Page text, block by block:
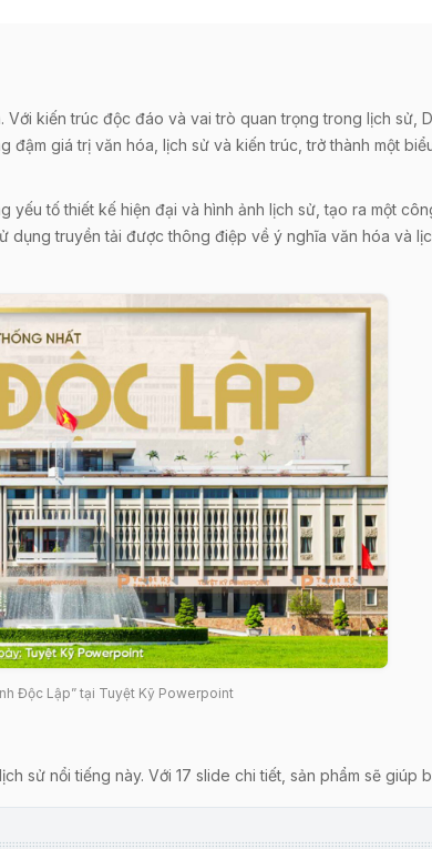
Với kiến trúc độc đáo và vai trò quan trọng trong lịch sử,
giá trị văn hóa, lịch sử và kiến trúc, trở thành một
tố thiết kế hiện đại và hình ảnh lịch sử, tạo ra một
truyền tải được thông điệp về ý nghĩa văn hóa và
Độc Lập” tại Tuyệt Kỹ Powerpoint
sử nổi tiếng này. Với 17 slide chi tiết, sản phẩm sẽ giúp